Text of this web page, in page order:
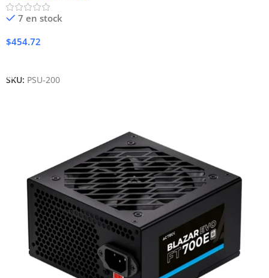
7 en stock
$454.72
SKU: PSU-200